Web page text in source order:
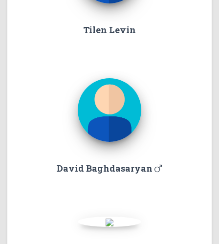
Tilen Levin
David Baghdasaryan